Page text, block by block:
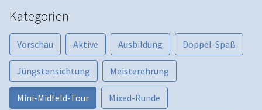
Kategorien
Vorschau Aktive Ausbildung Doppel-Spaß
Jüngstensichtung Meisterehrung
Mini-Midfeld-Tour Mixed-Runde